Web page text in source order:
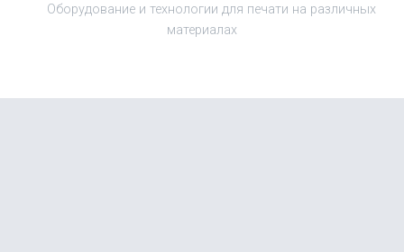
Оборудование и технологии для печати на различных
материалах